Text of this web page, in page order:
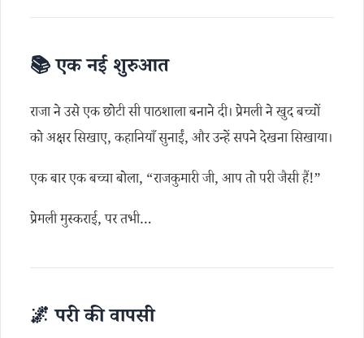
📚 एक नई शुरुआत
राजा ने उसे एक छोटी सी पाठशाला बनाने दी। प्रेमली ने खुद बच्चों
को अक्षर सिखाए, कहानियाँ सुनाईं, और उन्हें सपने देखना सिखाया।
एक बार एक बच्चा बोला, “राजकुमारी जी, आप तो परी जैसी हैं!”
प्रेमली मुस्कराई, पर तभी…
🌌 परी की वापसी